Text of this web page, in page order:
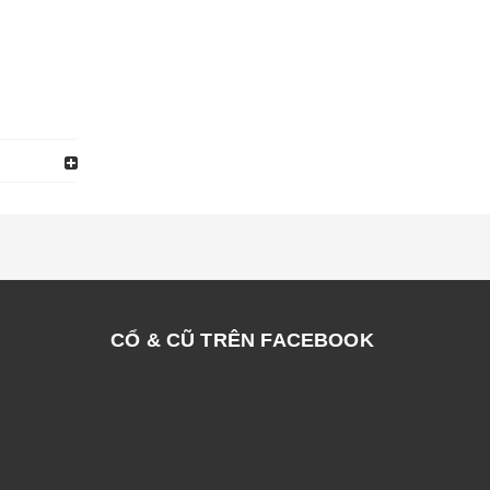
CỔ & CŨ TRÊN FACEBOOK